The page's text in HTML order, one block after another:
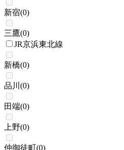
新宿(0)
三鷹(0)
JR京浜東北線
新橋(0)
品川 (0)
田端(0)
上野(0)
仲御徒町(0)